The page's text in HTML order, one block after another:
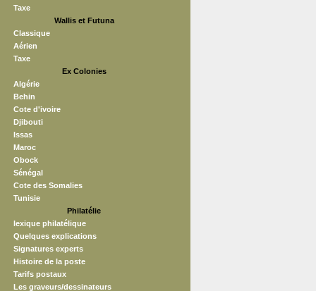
Taxe
Wallis et Futuna
Classique
Aérien
Taxe
Ex Colonies
Algérie
Behin
Cote d'ivoire
Djibouti
Issas
Maroc
Obock
Sénégal
Cote des Somalies
Tunisie
Philatélie
lexique philatélique
Quelques explications
Signatures experts
Histoire de la poste
Tarifs postaux
Les graveurs/dessinateurs